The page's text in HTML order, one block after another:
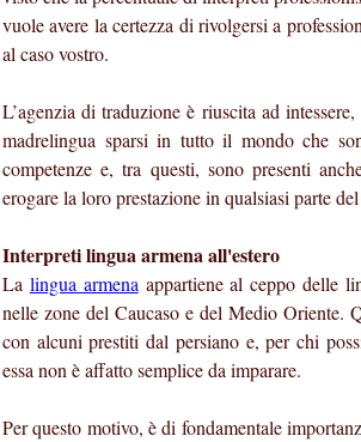
vuole avere la certezza di rivolgersi a
al caso vostro.
L’agenzia di traduzione è riuscita ad
madrelingua sparsi in tutto il mondo che
competenze e, tra questi, sono presenti
erogare la loro prestazione in qualsiasi parte del
Interpreti lingua armena all'estero
La lingua armenaappartiene al ceppo delle
nelle zone del Caucaso e del Medio Oriente.
con alcuni prestiti dal persiano e, per chi
essa non è affatto semplice da imparare.
Per questo motivo, è di fondamentale